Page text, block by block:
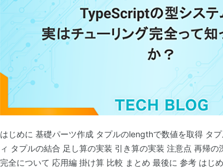
はじめに 基礎パーツ作成 タプルのlengthで数値を取得 タ
ィ タプルの結合 足し算の実装 引き算の実装 注意点 再帰
完全について 応用編 掛け算 比較 まとめ 最後に 参考 はじ